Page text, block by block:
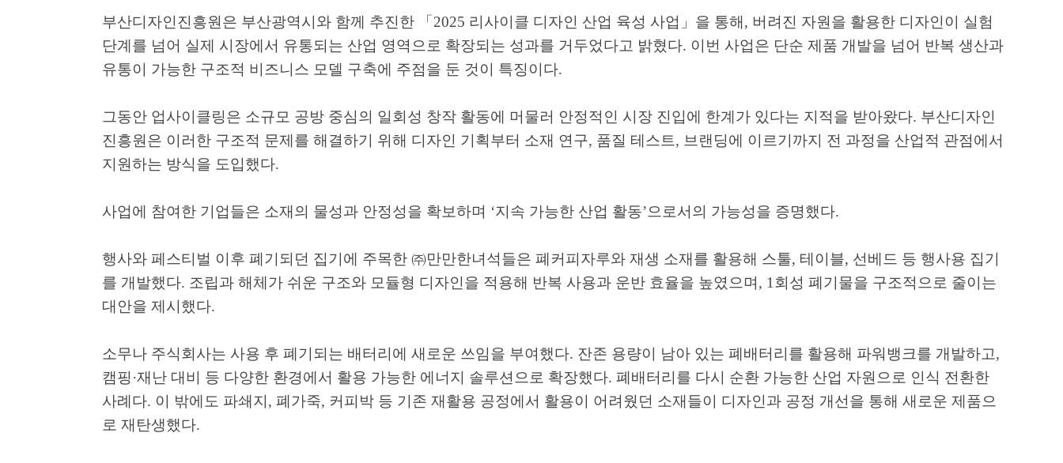
부산디자인진흥원은 부산광역시와 함께 추진한 「 2025 리사이클 디자인 산업 육성 사업 」 을 통해 , 버려진 자원을 활용한 디자인이 실험
단계를 넘어 실제 시장에서 유통되는 산업 영역으로 확장되는 성과를 거두었다고 밝혔다. 이번 사업은 단순 제품 개발을 넘어 반복 생산과
유통이 가능한 구조적 비즈니스 모델 구축에 주점을 둔 것이 특징이다.
그동안 업사이클링은 소규모 공방 중심의 일회성 창작 활동에 머물러 안정적인 시장 진입에 한계가 있다는 지적을 받아왔다. 부산디자인
진흥원은 이러한 구조적 문제를 해결하기 위해 디자인 기획부터 소재 연구, 품질 테스트, 브랜딩에 이르기까지 전 과정을 산업적 관점에서
지원하는 방식을 도입했다.
사업에 참여한 기업들은 소재의 물성과 안정성을 확보하며 ‘지속 가능한 산업 활동’으로서의 가능성을 증명했다.
행사와 페스티벌 이후 폐기되던 집기에 주목한 ㈜만만한녀석들은 폐커피자루와 재생 소재를 활용해 스툴, 테이블, 선베드 등 행사용 집기
를 개발했다. 조립과 해체가 쉬운 구조와 모듈형 디자인을 적용해 반복 사용과 운반 효율을 높였으며 , 1 회성 폐기물을 구조적으로 줄이는
대안을 제시했다.
소무나 주식회사는 사용 후 폐기되는 배터리에 새로운 쓰임을 부여했다. 잔존 용량이 남아 있는 폐배터리를 활용해 파워뱅크를 개발하고,
캠핑 ·재난 대비 등 다양한 환경에서 활용 가능한 에너지 솔루션으로 확장했다. 폐배터리를 다시 순환 가능한 산업 자원으로 인식 전환한
사례다. 이 밖에도 파쇄지 , 폐가죽, 커피박 등 기존 재활용 공정에서 활용이 어려웠던 소재들이 디자인과 공정 개선을 통해 새로운 제품으
로 재탄생했다.